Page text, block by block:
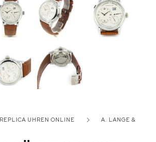
REPLICA UHREN ONLINE
A. LANGE &